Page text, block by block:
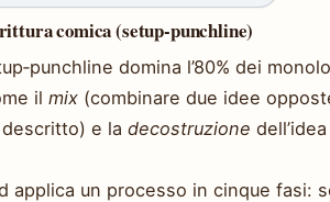
comica (setup‑punchline)
domina l’80% dei
il mix (combinare due idee
e la decostruzione
applica un processo in cinque fasi: